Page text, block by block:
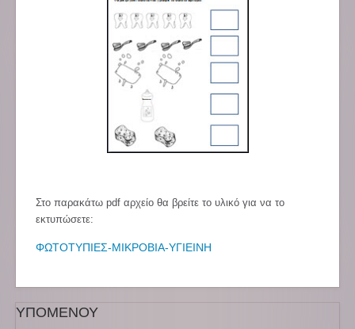
Στο παρακάτω pdf αρχείο θα βρείτε το υλικό για να το
εκτυπώσετε:
ΦΩΤΟΤΥΠΙΕΣ-ΜΙΚΡΟΒΙΑ-ΥΓΙΕΙΝΗ
ΥΠΟΜΕΝΟΥ